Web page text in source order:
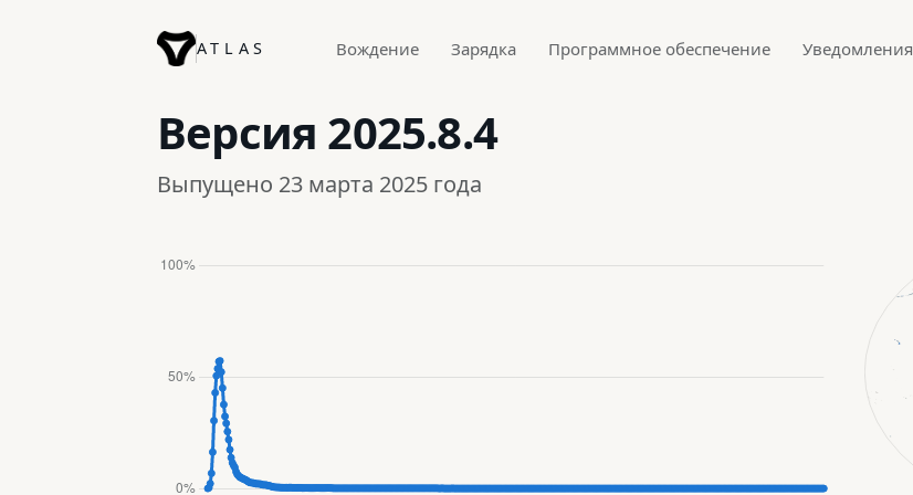
ATLAS Вождение Зарядка Программное обеспечение Уведомления
Версия 2025.8.4
Выпущено 23 марта 2025 года